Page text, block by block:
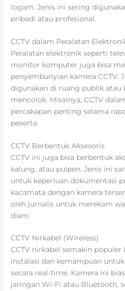
logam. Jenis ini sering
pribadi atau profesional.
CCTV dalam Peralatan
Peralatan elektronik seperti
monitor komputer juga bisa
penyembunyian kamera CCTV.
digunakan di ruang publik atau
mencolok. Misalnya, CCTV
percakapan penting selama
peserta.
CCTV Berbentuk Aksesoris
CCTV ini juga bisa berbentuk
kalung, atau pulpen. Jenis ini
untuk keperluan dokumentasi
kacamata dengan kamera
oleh jurnalis untuk merekam
diam.
CCTV Nirkabel (Wireless)
CCTV nirkabel semakin populer
instalasi dan kemampuan
secara real-time. Kamera ini
jaringan Wi-Fi atau Bluetooth,